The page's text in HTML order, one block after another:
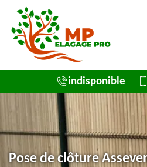
indisponible
Pose de clôture